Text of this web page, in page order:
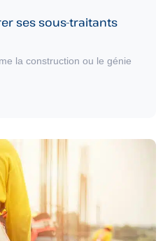
ses sous-traitants
la construction ou le génie